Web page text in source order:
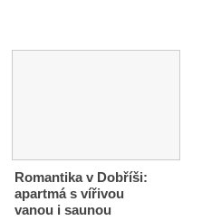
Romantika v Dobříši:
apartmá s vířivou
vanou i saunou